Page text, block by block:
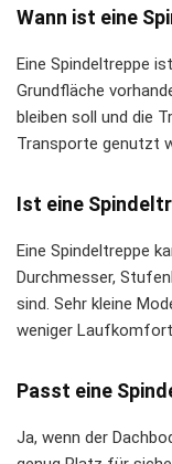
Wann ist eine
Eine Spindeltreppe
Grundfläche
bleiben soll und die
Transporte genutzt
Ist eine
Eine Spindeltreppe
Durchmesser,
sind. Sehr kleine
weniger
Passt eine
Ja, wenn der